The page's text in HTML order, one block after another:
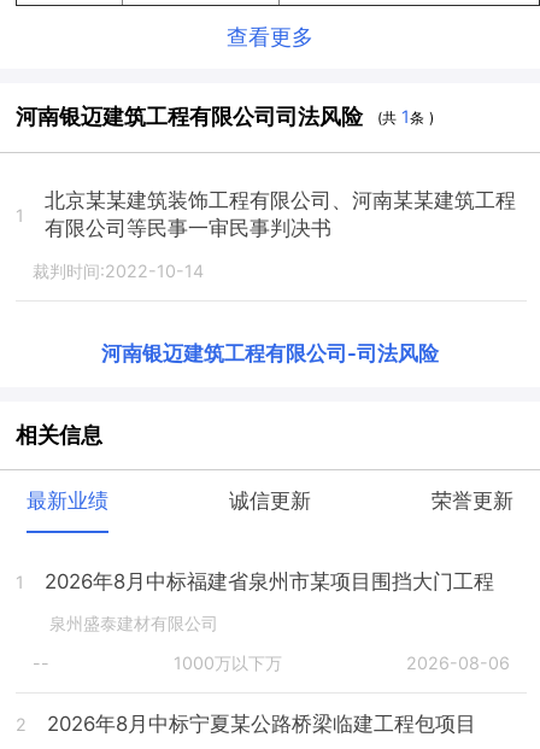
查看更多
河南银迈建筑工程有限公司司法风险 (共 1条 )
1
北京某某建筑装饰工程有限公司、河南某某建筑工程
有限公司等民事一审民事判决书
裁判时间:2022-10-14
河南银迈建筑工程有限公司 -司法风险
相关信息
最新业绩 诚信更新 荣誉更新
1 2026年8月中标福建省泉州市某项目围挡大门工程
泉州盛泰建材有限公司
--
1000万以下万 2026-08-06
2 2026年8月中标宁夏某公路桥梁临建工程包项目